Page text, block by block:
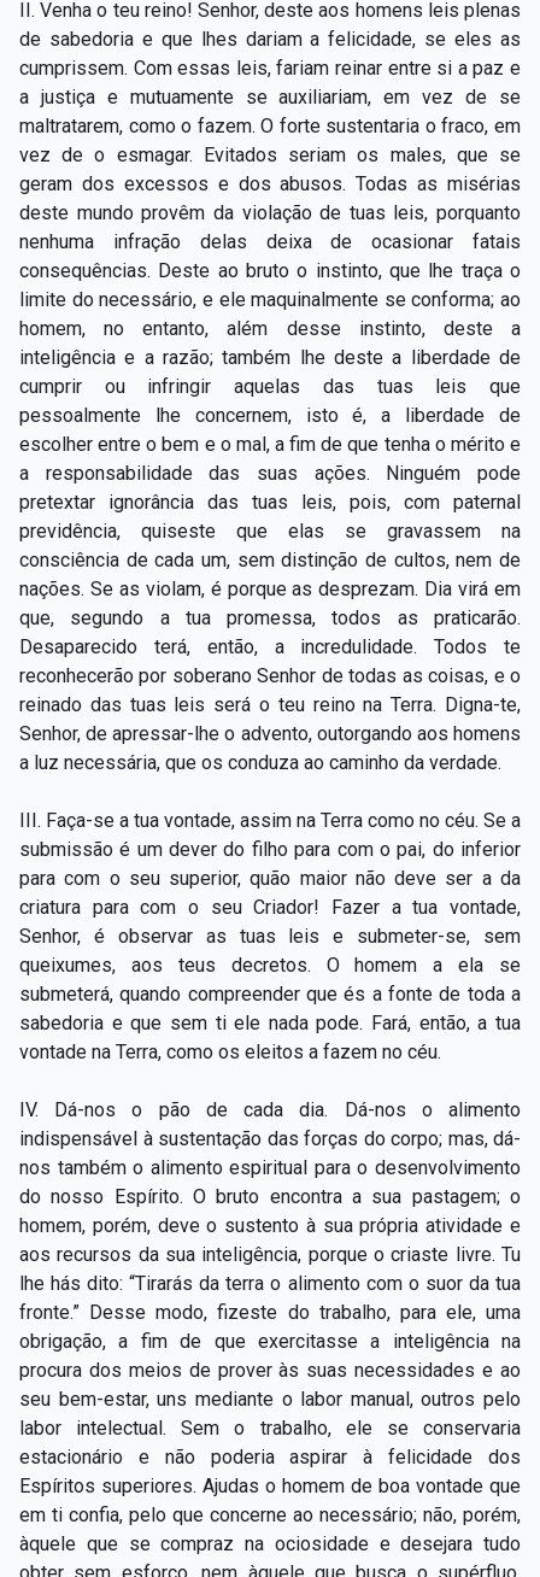
Capítulo XXV — Buscai e achareis ▸
Capítulo XXVI — Dai gratuitamente o que
gratuitamente recebestes
Capítulo XXVII — Pedi e obtereis ▸
Capítulo XXVIII — Coletânea de preces espíritas ▸
II. Venha o teu reino! Senhor, deste aos homens leis plenas
de sabedoria e que lhes dariam a felicidade, se eles as
cumprissem. Com essas leis, fariam reinar entre si a paz e
a justiça e mutuamente se auxiliariam, em vez de se
maltratarem, como o fazem. O forte sustentaria o fraco, em
vez de o esmagar. Evitados seriam os males, que se
geram dos excessos e dos abusos. Todas as misérias
deste mundo provêm da violação de tuas leis, porquanto
nenhuma infração delas deixa de ocasionar fatais
consequências. Deste ao bruto o instinto, que lhe traça o
limite do necessário, e ele maquinalmente se conforma; ao
homem, no entanto, além desse instinto, deste a
inteligência e a razão; também lhe deste a liberdade de
cumprir ou infringir aquelas das tuas leis que
pessoalmente lhe concernem, isto é, a liberdade de
escolher entre o bem e o mal, a fim de que tenha o mérito e
a responsabilidade das suas ações. Ninguém pode
pretextar ignorância das tuas leis, pois, com paternal
previdência, quiseste que elas se gravassem na
consciência de cada um, sem distinção de cultos, nem de
nações. Se as violam, é porque as desprezam. Dia virá em
que, segundo a tua promessa, todos as praticarão.
Desaparecido terá, então, a incredulidade. Todos te
reconhecerão por soberano Senhor de todas as coisas, e o
reinado das tuas leis será o teu reino na Terra. Digna-te,
Senhor, de apressar-lhe o advento, outorgando aos homens
a luz necessária, que os conduza ao caminho da verdade.
III. Faça-se a tua vontade, assim na Terra como no céu. Se a
submissão é um dever do filho para com o pai, do inferior
para com o seu superior, quão maior não deve ser a da
criatura para com o seu Criador! Fazer a tua vontade,
Senhor, é observar as tuas leis e submeter-se, sem
queixumes, aos teus decretos. O homem a ela se
submeterá, quando compreender que és a fonte de toda a
sabedoria e que sem ti ele nada pode. Fará, então, a tua
vontade na Terra, como os eleitos a fazem no céu.
IV. Dá-nos o pão de cada dia. Dá-nos o alimento
indispensável à sustentação das forças do corpo; mas, dá-
nos também o alimento espiritual para o desenvolvimento
do nosso Espírito. O bruto encontra a sua pastagem; o
homem, porém, deve o sustento à sua própria atividade e
aos recursos da sua inteligência, porque o criaste livre. Tu
lhe hás dito: “Tirarás da terra o alimento com o suor da tua
fronte.” Desse modo, fizeste do trabalho, para ele, uma
obrigação, a fim de que exercitasse a inteligência na
procura dos meios de prover às suas necessidades e ao
seu bem-estar, uns mediante o labor manual, outros pelo
labor intelectual. Sem o trabalho, ele se conservaria
estacionário e não poderia aspirar à felicidade dos
Espíritos superiores. Ajudas o homem de boa vontade que
em ti confia, pelo que concerne ao necessário; não, porém,
àquele que se compraz na ociosidade e desejara tudo